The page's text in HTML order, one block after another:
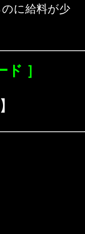
に給料が少
ド ］
】